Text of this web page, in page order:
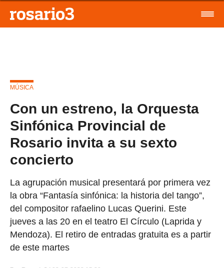
MÚSICA
Con un estreno, la Orquesta
Sinfónica Provincial de
Rosario invita a su sexto
concierto
La agrupación musical presentará por primera vez
la obra “Fantasía sinfónica: la historia del tango”,
del compositor rafaelino Lucas Querini. Este
jueves a las 20 en el teatro El Círculo (Laprida y
Mendoza). El retiro de entradas gratuita es a partir
de este martes